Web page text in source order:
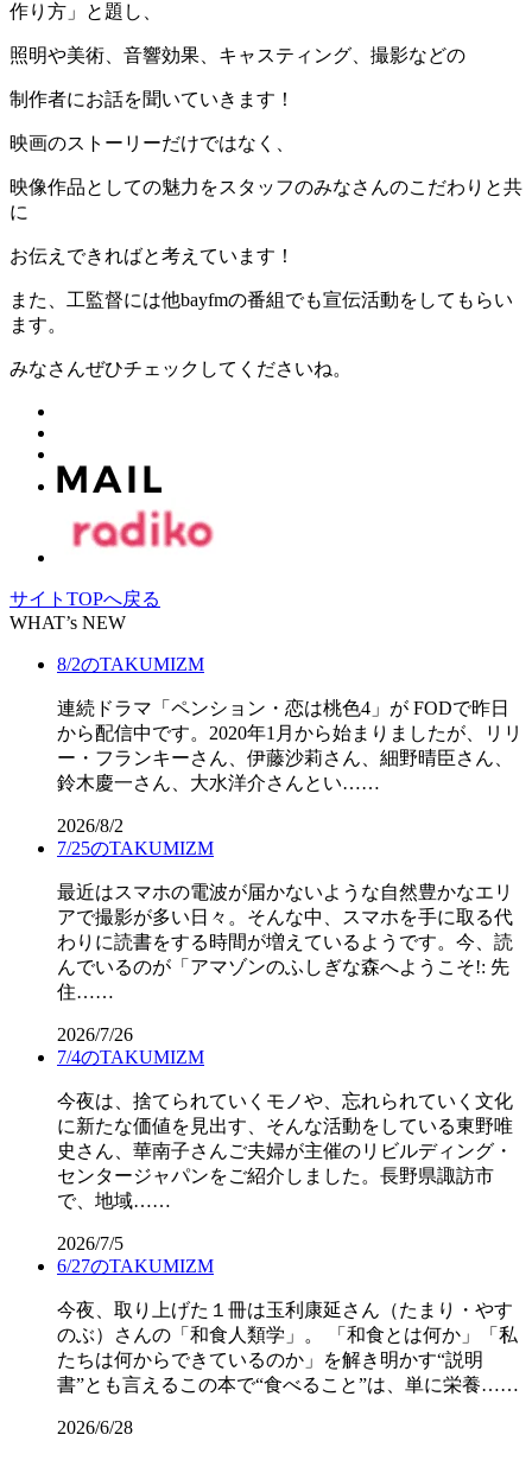
作り方」と題し、
照明や美術、音響効果、キャスティング、撮影などの
制作者にお話を聞いていきます！
映画のストーリーだけではなく、
映像作品としての魅力をスタッフのみなさんのこだわりと共
に
お伝えできればと考えています！
また、工監督には他bayfmの番組でも宣伝活動をしてもらい
ます。
みなさんぜひチェックしてくださいね。
サイトTOPへ戻る
WHAT’s NEW
8/2のTAKUMIZM
連続ドラマ「ペンション・恋は桃色4」が FODで昨日
から配信中です。2020年1月から始まりましたが、リリ
ー・フランキーさん、伊藤沙莉さん、細野晴臣さん、
鈴木慶一さん、大水洋介さんとい……
2026/8/2
7/25のTAKUMIZM
最近はスマホの電波が届かないような自然豊かなエリ
アで撮影が多い日々。そんな中、スマホを手に取る代
わりに読書をする時間が増えているようです。今、読
んでいるのが「アマゾンのふしぎな森へようこそ!: 先
住……
2026/7/26
7/4のTAKUMIZM
今夜は、捨てられていくモノや、忘れられていく文化
に新たな価値を見出す、そんな活動をしている東野唯
史さん、華南子さんご夫婦が主催のリビルディング・
センタージャパンをご紹介しました。長野県諏訪市
で、地域……
2026/7/5
6/27のTAKUMIZM
今夜、取り上げた１冊は玉利康延さん（たまり・やす
のぶ）さんの「和食人類学」。 「和食とは何か」「私
たちは何からできているのか」を解き明かす“説明
書”とも言えるこの本で“食べること”は、単に栄養……
2026/6/28